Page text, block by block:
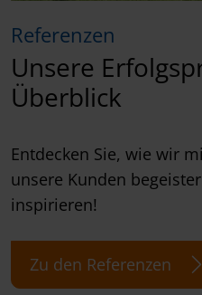
Referenzen
Unsere
Überblick
Entdecken Sie, wie wir
unsere Kunden
inspirieren!
Zu den Referenzen